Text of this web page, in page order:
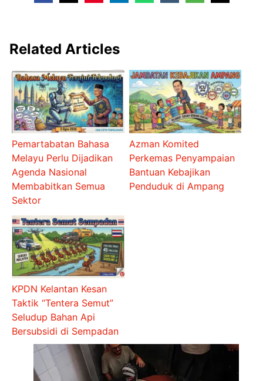
Related Articles
Pemartabatan Bahasa
Melayu Perlu Dijadikan
Agenda Nasional
Membabitkan Semua
Sektor
Azman Komited
Perkemas Penyampaian
Bantuan Kebajikan
Penduduk di Ampang
KPDN Kelantan Kesan
Taktik “Tentera Semut”
Seludup Bahan Api
Bersubsidi di Sempadan